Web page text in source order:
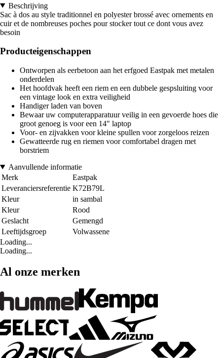
Beschrijving
Sac à dos au style traditionnel en polyester brossé avec ornements en
cuir et de nombreuses poches pour stocker tout ce dont vous avez
besoin
Producteigenschappen
Ontworpen als eerbetoon aan het erfgoed Eastpak met metalen
onderdelen
Het hoofdvak heeft een riem en een dubbele gespsluiting voor
een vintage look en extra veiligheid
Handiger laden van boven
Bewaar uw computerapparatuur veilig in een gevoerde hoes die
groot genoeg is voor een 14" laptop
Voor- en zijvakken voor kleine spullen voor zorgeloos reizen
Gewatteerde rug en riemen voor comfortabel dragen met
borstriem
Aanvullende informatie
Merk
Eastpak
Leveranciersreferentie K72B79L
Kleur
in sambal
Kleur
Rood
Geslacht
Gemengd
Leeftijdsgroep
Volwassene
Loading...
Loading...
Al onze merken